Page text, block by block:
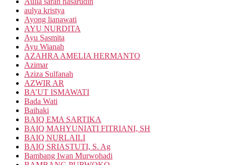
aulya kristya
Ayong lianawati
AYU NURDITA
Ayu Sasmita
Ayu Wianah
AZAHRA AMELIA HERMANTO
Azimar
Aziza Sulfanah
AZWIR AR
BA’UT ISMAWATI
Bada Wati
Baihaki
BAIQ EMA SARTIKA
BAIQ MAHYUNIATI FITRIANI, SH
BAIQ NURLAILI
BAIQ SRIASTUTI, S. Ag
Bambang Iwan Murwohadi